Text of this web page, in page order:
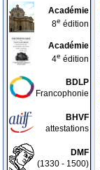
Académie
8e édition
Académie
4e édition
BDLP
Francophonie
BHVF
attestations
DMF
(1330 - 1500)